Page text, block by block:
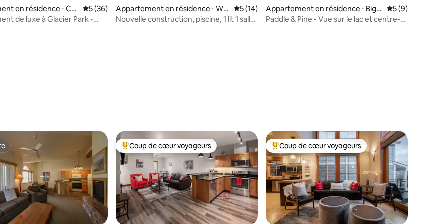
base de 123 commentaires : 4,91 sur 5
en résidence ⋅ Cor
Évaluation moyenne sur la base de 36 commentaires : 5 sur 5
5 (36)
de luxe à Glacier Park •
Appartement en résidence ⋅ Whi
tefish
Évaluation moyenne sur la base de 14 commentaires : 5 sur 5
5 (14)
Nouvelle construction, piscine, 1 lit 1 salle
Appartement en résidence ⋅ Bigf
ork
Évaluation
5 (9)
Paddle & Pine - Vue sur le lac et centre-
Coups de cœur voyageurs les plus appréciés
Coup de cœur voyageurs Coups de cœur voyageurs les plus appréciés
Coup de cœur voyageurs